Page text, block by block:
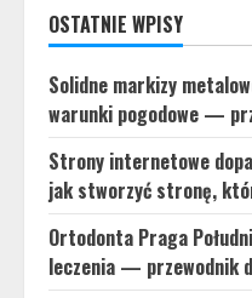
OSTATNIE WPISY
Solidne markizy
warunki pogodowe —
Strony internetowe
jak stworzyć stronę,
Ortodonta Praga
leczenia — przewodnik